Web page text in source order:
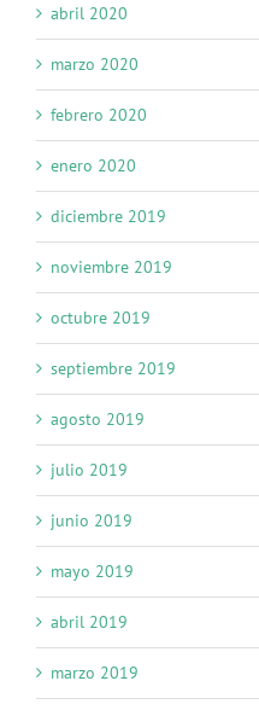
abril 2020
marzo 2020
febrero 2020
enero 2020
diciembre 2019
noviembre 2019
octubre 2019
septiembre 2019
agosto 2019
julio 2019
junio 2019
mayo 2019
abril 2019
marzo 2019